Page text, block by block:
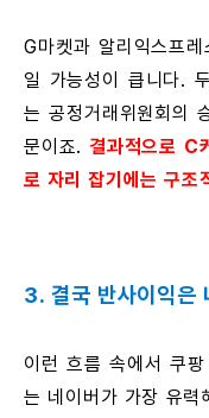
G마켓과 알리익스프
일 가능성이 큽니다.
는 공정거래위원회의
문이죠. 결과적으로 C
로 자리 잡기에는 구조
3. 결국 반사이익은
이런 흐름 속에서 쿠
는 네이버가 가장 유력